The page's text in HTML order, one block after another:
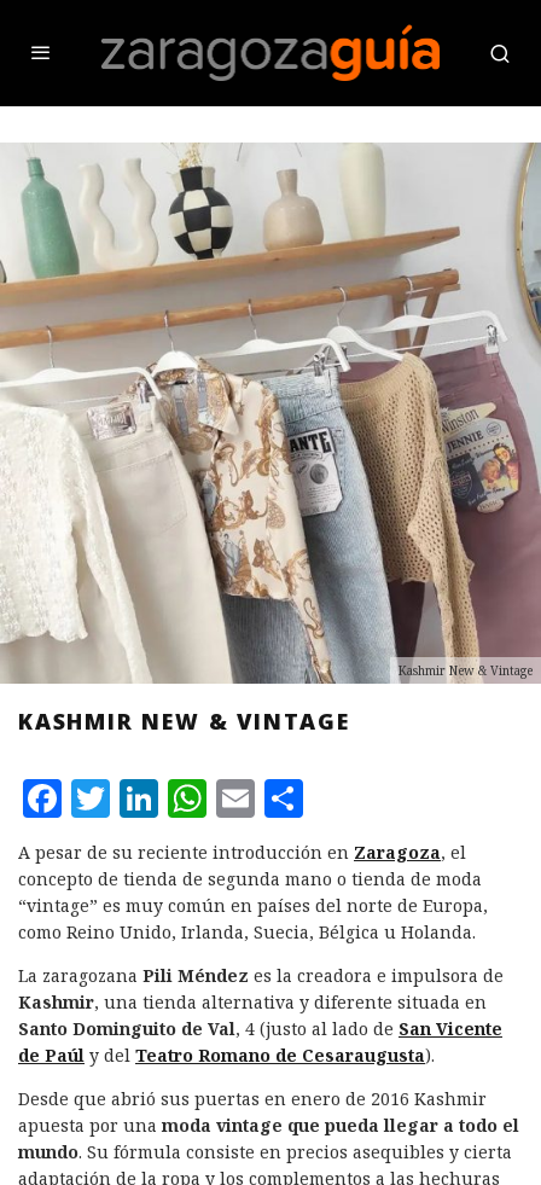
Kashmir New & Vintage
KASHMIR NEW & VINTAGE
F
a
c
e
b
o
o
k
T
w
it
te
r
L
i
n
k
e
d
I
n
W
h
at
s
A
p
p
E
m
ai
l
o
m
p
a
rt
ir
A pesar de su reciente introducción en Zaragoza, el
concepto de tienda de segunda mano o tienda de moda
“vintage” es muy común en países del norte de Europa,
como Reino Unido, Irlanda, Suecia, Bélgica u Holanda.
La zaragozana Pili Méndez es la creadora e impulsora de
Kashmir, una tienda alternativa y diferente situada en
Santo Dominguito de Val, 4 (justo al lado de San Vicente
de Paúl y del Teatro Romano de Cesaraugusta).
Desde que abrió sus puertas en enero de 2016 Kashmir
apuesta por una moda vintage que pueda llegar a todo el
mundo. Su fórmula consiste en precios asequibles y cierta
adaptación de la ropa y los complementos a las hechuras